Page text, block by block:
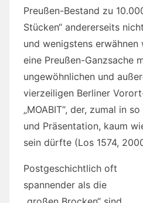
Preußen-Bestand zu
Stücken“ andererseits
und wenigstens
eine Preußen-Ganzsache
ungewöhnlichen und
vierzeiligen Berliner
„MOABIT“, der, zumal in
und Präsentation, kaum
sein dürfte (Los 1574,
Postgeschichtlich oft
spannender als die